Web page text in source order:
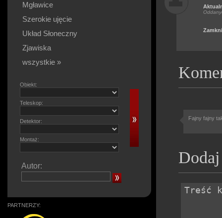
Mgławice
Szerokie ujęcie
Układ Słoneczny
Zjawiska
wszystkie »
Obiekt:
Teleskop:
Detektor:
Montaż:
Autor:
PARTNERZY:
Fajny fajny